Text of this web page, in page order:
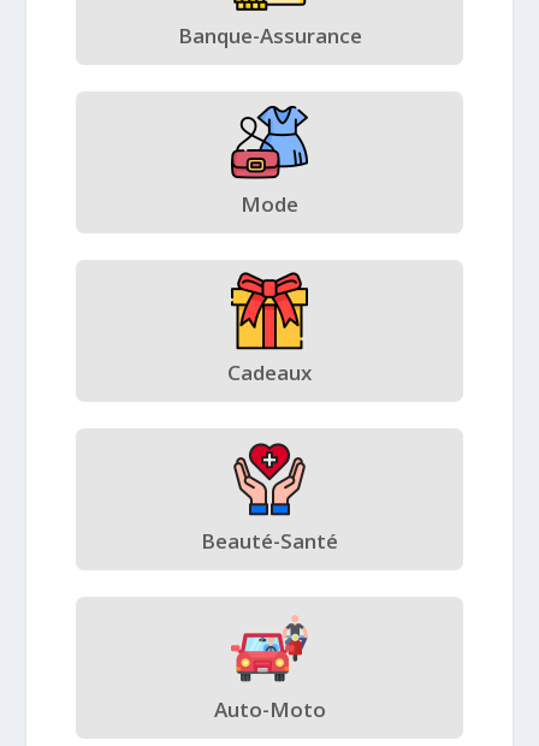
Banque-Assurance
Mode
Cadeaux
Beauté-Santé
Auto-Moto